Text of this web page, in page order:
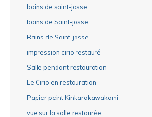
bains de saint-josse
bains de Saint-josse
Bains de Saint-josse
impression cirio restauré
Salle pendant restauration
Le Cirio en restauration
Papier peint Kinkarakawakami
vue sur la salle restaurée